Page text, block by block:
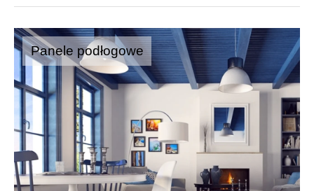
Panele podłogowe